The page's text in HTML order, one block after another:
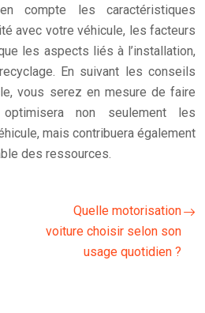
compte les caractéristiques
avec votre véhicule, les facteurs
les aspects liés à l’installation,
En suivant les conseils
vous serez en mesure de faire
non seulement les
mais contribuera également
des ressources.
Quelle motorisation
voiture choisir selon son
usage quotidien ?